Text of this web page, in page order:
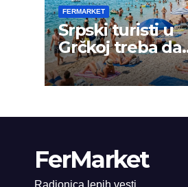
FERMARKET
Srpski turisti u
Grčkoj treba da
budu na oprezu
FerMarket
Radionica lepih vesti